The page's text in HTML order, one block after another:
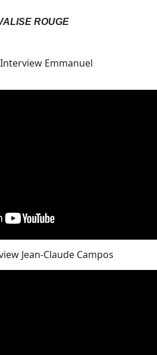
ROUGE
Interview Emmanuel
Jean-Claude Campos